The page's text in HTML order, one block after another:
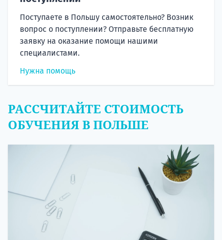
вопрос о поступлении? Отправьте бесплатную
заявку на оказание помощи нашими
специалистами.
РАССЧИТАЙТЕ СТОИМОСТЬ
ОБУЧЕНИЯ В ПОЛЬШЕ